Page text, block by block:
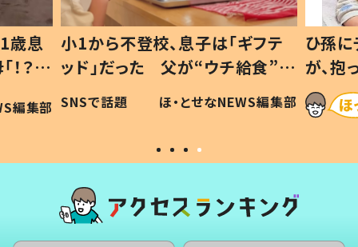
歳息
？」
編集部
小1から不登校、息子は「ギフテ
ッド」だった 父が“ウチ給食”を
作り続ける理由とは #令和の親
#令和の子
SNSで話題 ほ・とせなNEWS編集部
ひ孫
が、
「涙が
い」